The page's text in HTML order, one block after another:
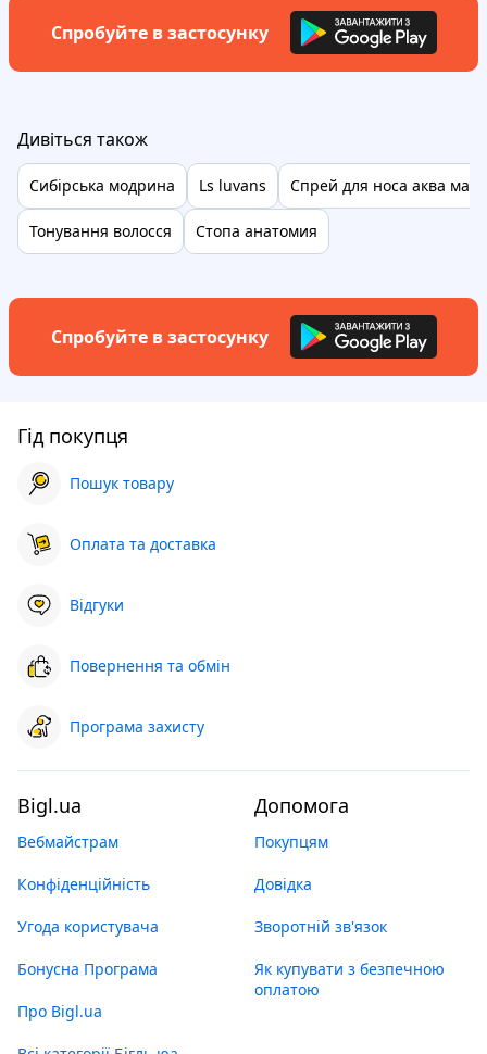
Спробуйте в застосунку
Дивіться також
Сибірська модрина Ls luvans Спрей для носа аква
Тонування волосся Стопа анатомия
Спробуйте в застосунку
Гід покупця
Пошук товару
Оплата та доставка
Відгуки
Повернення та обмін
Програма захисту
Bigl.ua
Вебмайстрам
Конфіденційність
Угода користувача
Бонусна Програма
Про Bigl.ua
Допомога
Покупцям
Довідка
Зворотній зв'язок
Як купувати з безпечною
оплатою